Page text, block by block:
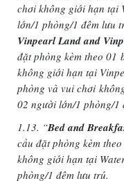
chơi không giới hạn tại
lớn/1 phòng/1 đêm lưu
Vinpearl Land and
đặt phòng kèm theo 01
không giới hạn tại
phòng và vui chơi
02 người lớn/1 phòng/1
1.13. “Bed and
cầu đặt phòng kèm
không giới hạn tại
phòng/1 đêm lưu trú.